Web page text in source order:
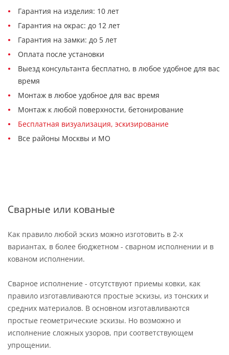
Гарантия на изделия: 10 лет
Гарантия на окрас: до 12 лет
Гарантия на замки: до 5 лет
Оплата после установки
Выезд консультанта бесплатно, в любое удобное для вас
время
Монтаж в любое удобное для вас время
Монтаж к любой поверхности, бетонирование
Бесплатная визуализация, эскизирование
Все районы Москвы и МО
Сварные или кованые
Как правило любой эскиз можно изготовить в 2-х
вариантах, в более бюджетном - сварном исполнении и в
кованом исполнении.
Сварное исполнение - отсутствуют приемы ковки, как
правило изготавливаются простые эскизы, из тонских и
средних материалов. В основном изготавливаются
простые геометрические эскизы. Но возможно и
исполнение сложных узоров, при соответствующем
упрощении.